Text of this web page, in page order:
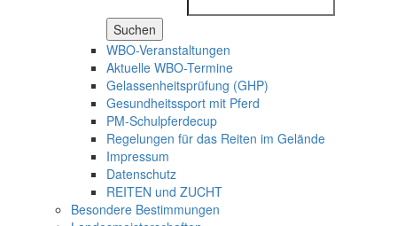
Suchen
WBO-Veranstaltungen
Aktuelle WBO-Termine
Gelassenheitsprüfung (GHP)
Gesundheitssport mit Pferd
PM-Schulpferdecup
Regelungen für das Reiten im Gelände
Impressum
Datenschutz
REITEN und ZUCHT
Besondere Bestimmungen